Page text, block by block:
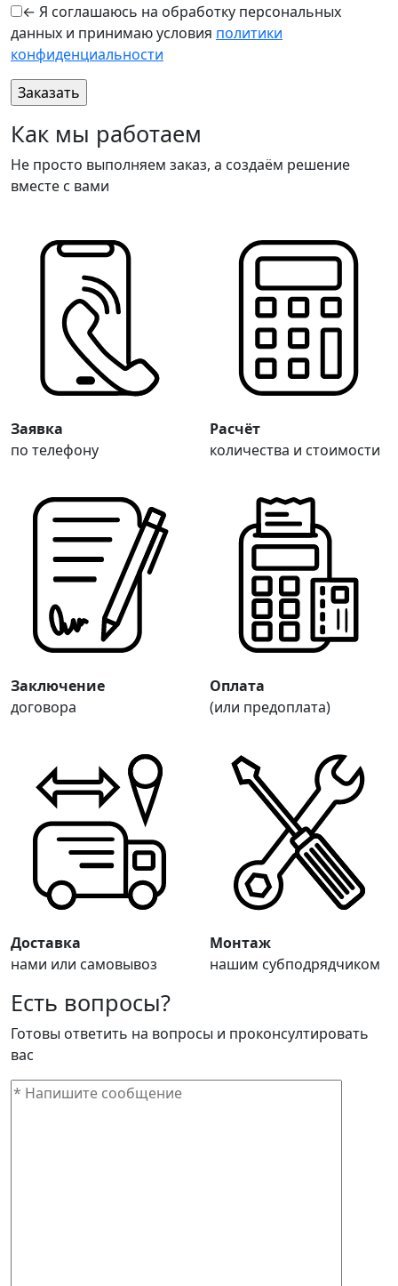
← Я соглашаюсь на обработку персональных
данных и принимаю условия политики
конфиденциальности
Как мы работаем
Не просто выполняем заказ, а создаём решение
вместе с вами
Заявка
по телефону
Расчёт
количества и стоимости
Заключение
договора
Оплата
(или предоплата)
Доставка
нами или самовывоз
Монтаж
нашим субподрядчиком
Есть вопросы?
Готовы ответить на вопросы и проконсултировать
вас